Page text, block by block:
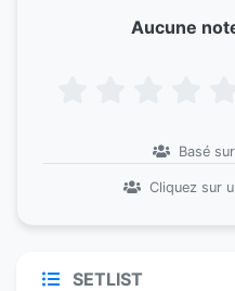
Aucune
Basé sur
Cliquez sur
SETLIST